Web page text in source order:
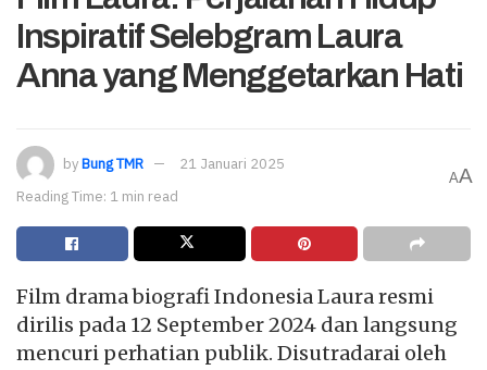
Inspiratif Selebgram Laura
Anna yang Menggetarkan Hati
byBung TMR
21 Januari 2025
Reading Time: 1 min read
AA
Film drama biografi Indonesia Laura resmi
dirilis pada 12 September 2024 dan langsung
mencuri perhatian publik. Disutradarai oleh